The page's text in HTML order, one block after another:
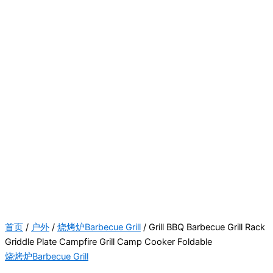
首页 / 户外 / 烧烤炉Barbecue Grill / Grill BBQ Barbecue Grill Rack
Griddle Plate Campfire Grill Camp Cooker Foldable
烧烤炉Barbecue Grill